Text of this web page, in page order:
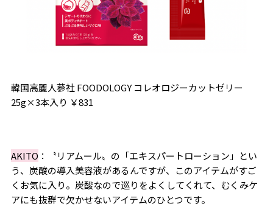
韓国高麗人蔘社FOODOLOGYコレオロジーカットゼリー
25g×3本入り ￥831
AKITO ：〝リアムール〟の「エキスパートローション」とい
う、炭酸の導入美容液があるんですが、このアイテムがすご
くお気に入り。炭酸なので巡りをよくしてくれて、むくみケ
アにも抜群で欠かせないアイテムのひとつです。